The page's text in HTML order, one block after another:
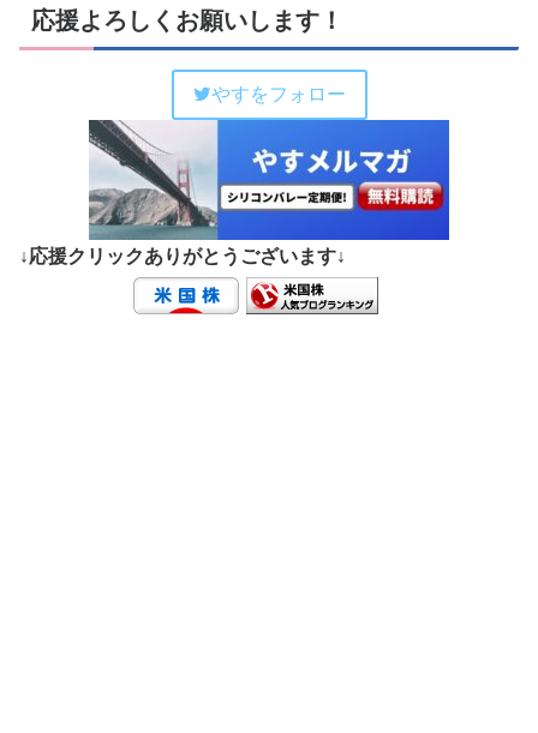
応援よろしくお願いします！
やすをフォロー
↓応援クリックありがとうございます↓